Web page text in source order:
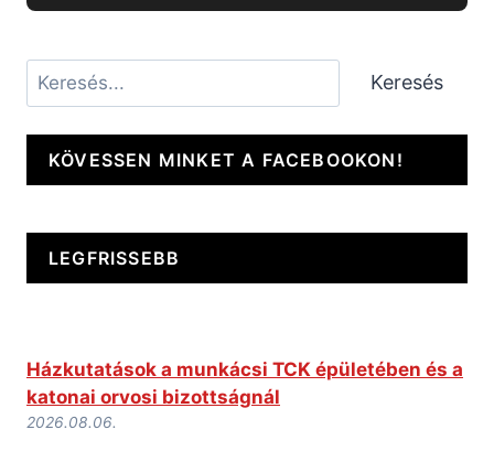
Keresés Keresés
KÖVESSEN MINKET A FACEBOOKON!
LEGFRISSEBB
Házkutatások a munkácsi TCK épületében és a
katonai orvosi bizottságnál
2026.08.06.